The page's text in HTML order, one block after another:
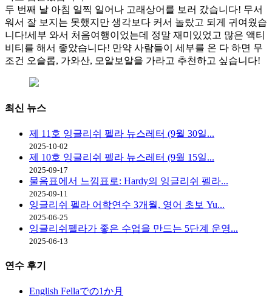
두 번째 날 아침 일찍 일어나 고래상어를 보러 갔습니다! 무서
워서 잘 보지는 못했지만 생각보다 커서 놀랐고 되게 귀여웠습
니다!세부 와서 처음여행이었는데 정말 재미있었고 많은 액티
비티를 해서 좋았습니다! 만약 사람들이 세부를 온 다 하면 무
조건 오슬롭, 가와산, 모알보알을 가라고 추천하고 싶습니다!
최신 뉴스
제 11호 잉글리쉬 펠라 뉴스레터 (9월 30일...
2025-10-02
제 10호 잉글리쉬 펠라 뉴스레터 (9월 15일...
2025-09-17
물음표에서 느낌표로: Hardy의 잉글리쉬 펠라...
2025-09-11
잉글리쉬 펠라 어학연수 3개월, 영어 초보 Yu...
2025-06-25
잉글리쉬펠라가 좋은 수업을 만드는 5단계 운영...
2025-06-13
연수 후기
English Fellaでの1か月